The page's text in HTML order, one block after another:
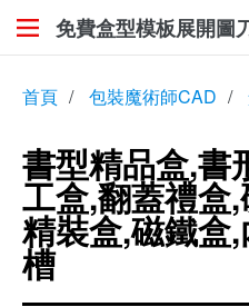
首頁 / 包裝魔術師CAD /
書型精品盒,書
工盒,翻蓋禮盒
精裝盒,磁鐵盒
槽